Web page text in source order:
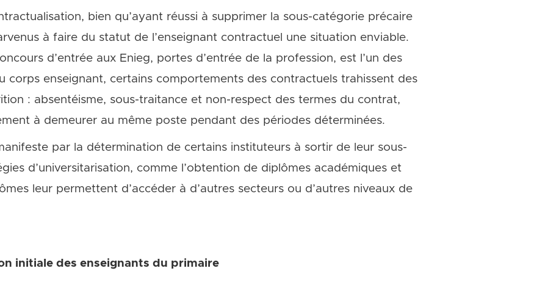
bien qu’ayant réussi à supprimer la sous-catégorie précaire
à faire du statut de l’enseignant contractuel une situation enviable.
d’entrée aux Enieg, portes d’entrée de la profession, est l’un des
corps enseignant, certains comportements des contractuels trahissent des
: absentéisme, sous-traitance et non-respect des termes du contrat,
à demeurer au même poste pendant des périodes déterminées.
par la détermination de certains instituteurs à sortir de leur sous-
d’universitarisation, comme l’obtention de diplômes académiques et
leur permettent d’accéder à d’autres secteurs ou d’autres niveaux de
initiale des enseignants du primaire